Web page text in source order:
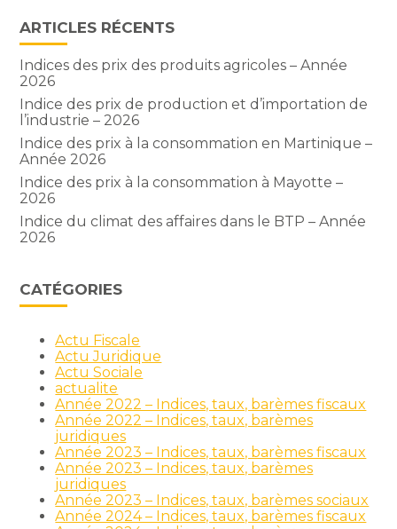
ARTICLES RÉCENTS
Indices des prix des produits agricoles – Année
2026
Indice des prix de production et d’importation de
l’industrie – 2026
Indice des prix à la consommation en Martinique –
Année 2026
Indice des prix à la consommation à Mayotte –
2026
Indice du climat des affaires dans le BTP – Année
2026
CATÉGORIES
Actu Fiscale
Actu Juridique
Actu Sociale
actualite
Année 2022 – Indices, taux, barèmes fiscaux
Année 2022 – Indices, taux, barèmes
juridiques
Année 2023 – Indices, taux, barèmes fiscaux
Année 2023 – Indices, taux, barèmes
juridiques
Année 2023 – Indices, taux, barèmes sociaux
Année 2024 – Indices, taux, barèmes fiscaux